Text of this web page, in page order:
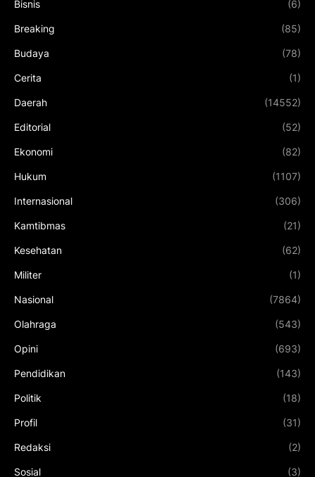
Bisnis (6)
Breaking (85)
Budaya (78)
Cerita (1)
Daerah (14552)
Editorial (52)
Ekonomi (82)
Hukum (1107)
Internasional (306)
Kamtibmas (21)
Kesehatan (62)
Militer (1)
Nasional (7864)
Olahraga (543)
Opini (693)
Pendidikan (143)
Politik (18)
Profil (31)
Redaksi (2)
Sosial (3)